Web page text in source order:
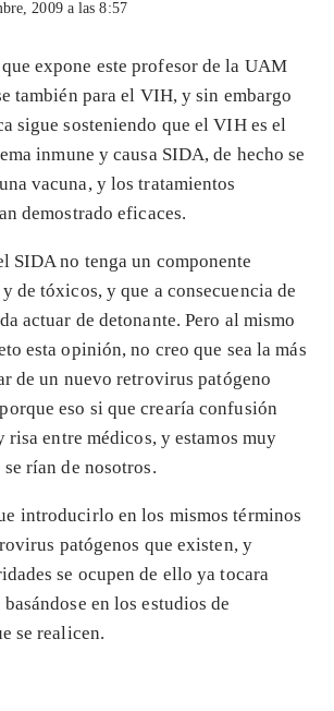
2009 a las 8:57
expone este profesor de la UAM
también para el VIH, y sin embargo
sigue sosteniendo que el VIH es el
inmune y causa SIDA, de hecho se
vacuna, y los tratamientos
demostrado eficaces.
SIDA no tenga un componente
de tóxicos, y que a consecuencia de
actuar de detonante. Pero al mismo
esta opinión, no creo que sea la más
de un nuevo retrovirus patógeno
eso si que crearía confusión
risa entre médicos, y estamos muy
se rían de nosotros.
introducirlo en los mismos términos
patógenos que existen, y
se ocupen de ello ya tocara
en los estudios de
se realicen.